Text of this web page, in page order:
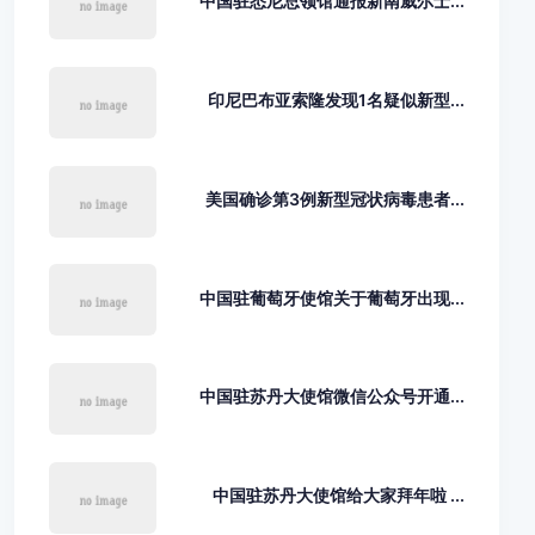
印尼巴布亚索隆发现1名疑似新型...
美国确诊第3例新型冠状病毒患者...
中国驻葡萄牙使馆关于葡萄牙出现...
中国驻苏丹大使馆微信公众号开通...
中国驻苏丹大使馆给大家拜年啦 ...